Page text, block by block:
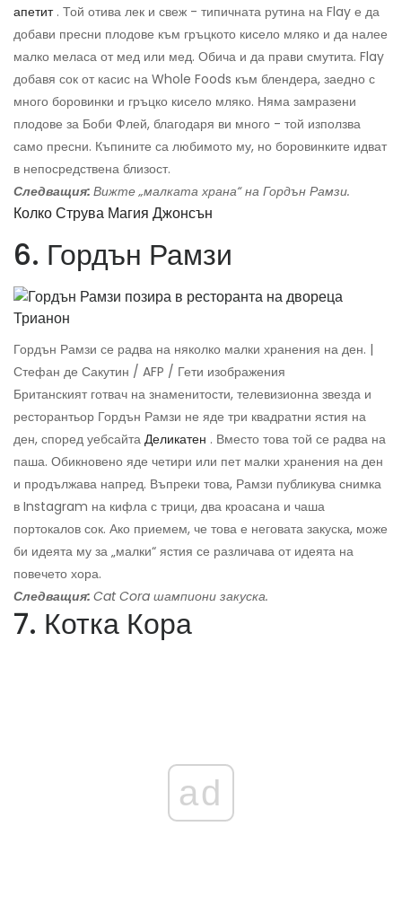
апетит. Той отива лек и свеж - типичната рутина на Flay е да
добави пресни плодове към гръцкото кисело мляко и да налее
малко меласа от мед или мед. Обича и да прави смутита. Flay
добавя сок от касис на Whole Foods към блендера, заедно с
много боровинки и гръцко кисело мляко. Няма замразени
плодове за Боби Флей, благодаря ви много - той използва
само пресни. Къпините са любимото му, но боровинките идват
в непосредствена близост.
Следващия: Вижте „малката храна“ на Гордън Рамзи.
Колко Струва Магия Джонсън
6. Гордън Рамзи
Гордън Рамзи се радва на няколко малки хранения на ден. |
Стефан де Сакутин / AFP / Гети изображения
Британският готвач на знаменитости, телевизионна звезда и
ресторантьор Гордън Рамзи не яде три квадратни ястия на
ден, според уебсайта Деликатен . Вместо това той се радва на
паша. Обикновено яде четири или пет малки хранения на ден
и продължава напред. Въпреки това, Рамзи публикува снимка
в Instagram на кифла с трици, два кроасана и чаша
портокалов сок. Ако приемем, че това е неговата закуска, може
би идеята му за „малки“ ястия се различава от идеята на
повечето хора.
Следващия: Cat Cora шампиони закуска.
7. Котка Кора
ad